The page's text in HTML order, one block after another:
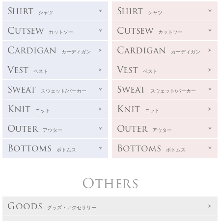
Shirt シャツ
Cutsew カットソー
Cardigan カーディガン
Vest ベスト
Sweat スウェット/パーカー
Knit ニット
Outer アウター
Bottoms ボトムス
Shirt シャツ
Cutsew カットソー
Cardigan カーディガン
Vest ベスト
Sweat スウェット/パーカー
Knit ニット
Outer アウター
Bottoms ボトムス
Others
Goods グッズ・アクセサリー